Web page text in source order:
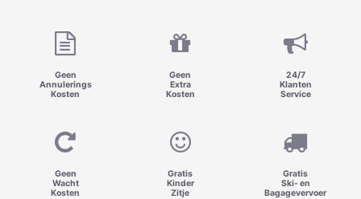
Geen
Annulerings
Kosten
Geen
Extra
Kosten
24/7
Klanten
Service
Geen
Wacht
Kosten
Gratis
Kinder
Zitje
Gratis
Ski- en
Bagagevervoer